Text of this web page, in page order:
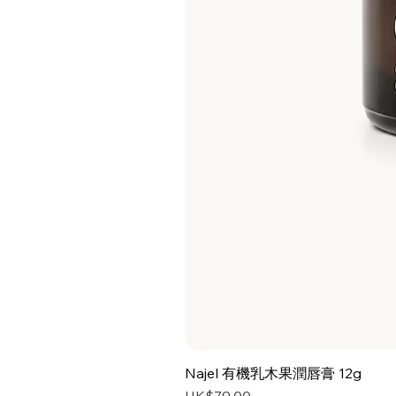
Najel 有機乳木果潤唇膏 12g